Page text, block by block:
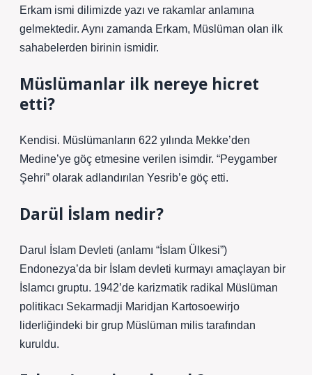
Erkam ismi dilimizde yazı ve rakamlar anlamına
gelmektedir. Aynı zamanda Erkam, Müslüman olan ilk
sahabelerden birinin ismidir.
Müslümanlar ilk nereye hicret
etti?
Kendisi. Müslümanların 622 yılında Mekke’den
Medine’ye göç etmesine verilen isimdir. “Peygamber
Şehri” olarak adlandırılan Yesrib’e göç etti.
Darül İslam nedir?
Darul İslam Devleti (anlamı “İslam Ülkesi”)
Endonezya’da bir İslam devleti kurmayı amaçlayan bir
İslamcı gruptu. 1942’de karizmatik radikal Müslüman
politikacı Sekarmadji Maridjan Kartosoewirjo
liderliğindeki bir grup Müslüman milis tarafından
kuruldu.